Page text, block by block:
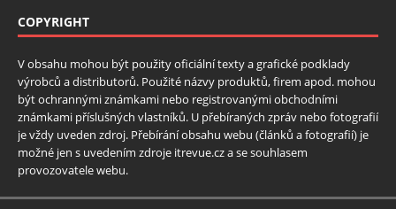
COPYRIGHT
V obsahu mohou být použity oficiální texty a grafické podklady
výrobců a distributorů. Použité názvy produktů, firem apod. mohou
být ochrannými známkami nebo registrovanými obchodními
známkami příslušných vlastníků. U přebíraných zpráv nebo fotografií
je vždy uveden zdroj. Přebírání obsahu webu (článků a fotografií) je
možné jen s uvedením zdroje itrevue.cz a se souhlasem
provozovatele webu.